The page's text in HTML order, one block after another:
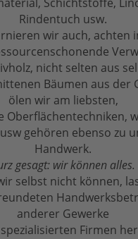
Rindentuch usw.
wir auch, achten
nicht selten aus
Bäumen aus der
ölen wir am liebsten,
Oberflächentechniken,
gehören ebenso zu
Handwerk.
gesagt: wir können alles.
selbst nicht können,
anderer Gewerke
Firmen